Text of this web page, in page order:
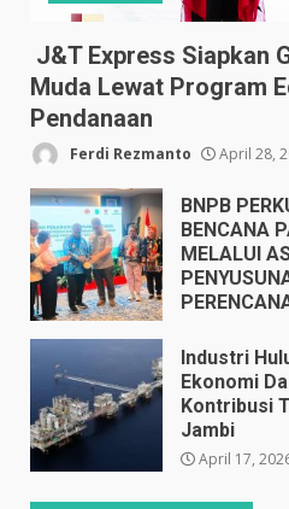
J&T Express Siapkan
Muda Lewat Program
Pendanaan
Ferdi Rezmanto April 28,
BNPB
BENCANA
MELALUI
Industri
Ekonomi
Kontribusi
Jambi
April 17,